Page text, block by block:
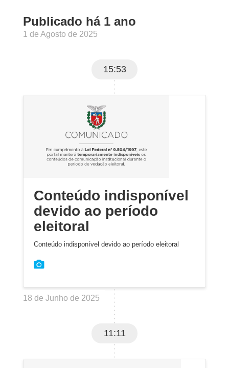
Publicado há 1 ano
1 de Agosto de 2025
15:53
Conteúdo indisponível
devido ao período
eleitoral
Conteúdo indisponível devido ao período eleitoral
18 de Junho de 2025
11:11